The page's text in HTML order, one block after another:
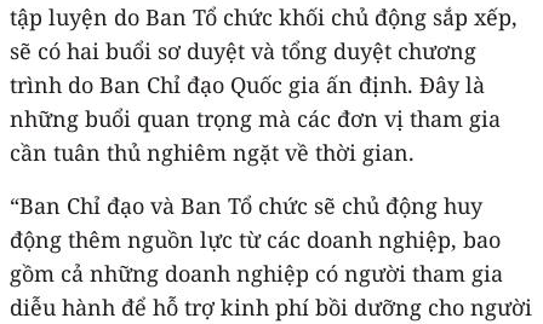
tập luyện do Ban Tổ chức khối chủ động sắp xếp,
sẽ có hai buổi sơ duyệt và tổng duyệt chương
trình do Ban Chỉ đạo Quốc gia ấn định. Đây là
những buổi quan trọng mà các đơn vị tham gia
cần tuân thủ nghiêm ngặt về thời gian.
“Ban Chỉ đạo và Ban Tổ chức sẽ chủ động huy
động thêm nguồn lực từ các doanh nghiệp, bao
gồm cả những doanh nghiệp có người tham gia
diễu hành để hỗ trợ kinh phí bồi dưỡng cho người